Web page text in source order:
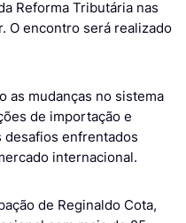
Reforma Tributária nas
O encontro será realizado
as mudanças no sistema
de importação e
enfrentados
internacional.
de Reginaldo Cota,